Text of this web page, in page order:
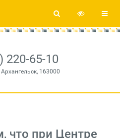
220-65-10
163000
что при Центре